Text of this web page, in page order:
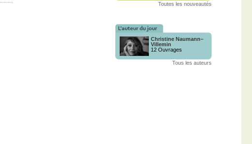
Toutes les nouveautés
Christine Naumann–
Villemin
12 Ouvrages
Tous les auteurs